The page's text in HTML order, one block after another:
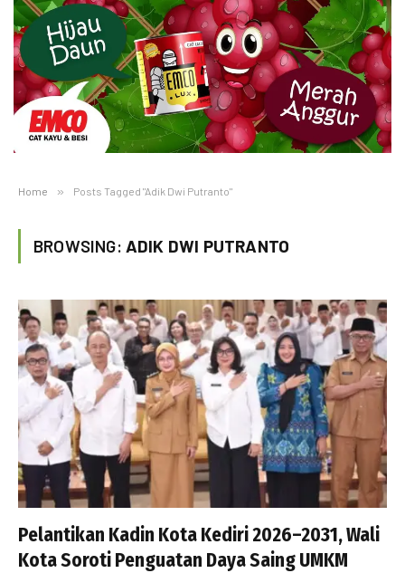
Home » Posts Tagged "Adik Dwi Putranto"
BROWSING: ADIK DWI PUTRANTO
Pelantikan Kadin Kota Kediri 2026–2031, Wali
Kota Soroti Penguatan Daya Saing UMKM